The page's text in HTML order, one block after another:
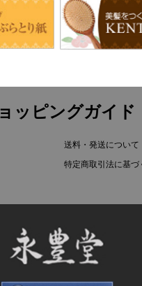
ッピングガイド
送料・発送について
特定商取引法に基づ